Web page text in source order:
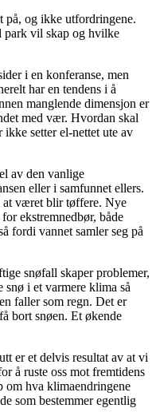
på, og ikke utfordringene.
park vil skap og hvilke
i en konferanse, men
har en tendens i å
manglende dimensjon er
med vær. Hvordan skal
setter el-nettet ute av
av den vanlige
eller i samfunnet ellers.
at været blir tøffere. Nye
ekstremnedbør, både
fordi vannet samler seg på
snøfall skaper problemer,
i et varmere klima så
faller som regn. Det er
bort snøen. Et økende
er et delvis resultat av at vi
å ruste oss mot fremtidens
om hva klimaendringene
som bestemmer egentlig